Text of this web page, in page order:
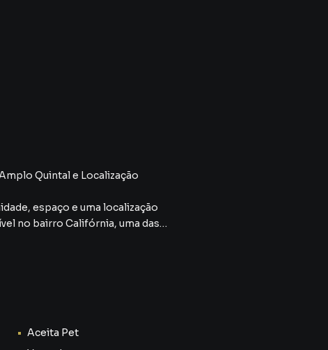
Quintal e Localização
espaço e uma localização
no bairro Califórnia, uma das
custo-benefício.
qualidade de vida, proporciona
Aceita Pet